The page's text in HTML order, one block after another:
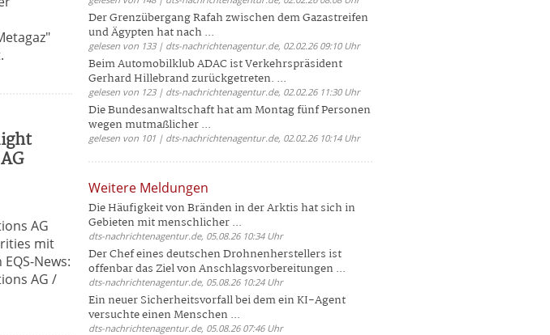
AG
mit
News:
AG /
Der Grenzübergang Rafah zwischen dem Gazastreifen
und Ägypten hat nach ...
gelesen von 133 | dts-nachrichtenagentur.de, 02.02.26 09:10 Uhr
Beim Automobilklub ADAC ist Verkehrspräsident
Gerhard Hillebrand zurückgetreten. ...
gelesen von 123 | dts-nachrichtenagentur.de, 02.02.26 11:30 Uhr
Die Bundesanwaltschaft hat am Montag fünf Personen
wegen mutmaßlicher ...
gelesen von 101 | dts-nachrichtenagentur.de, 02.02.26 10:14 Uhr
Weitere Meldungen
Die Häufigkeit von Bränden in der Arktis hat sich in
Gebieten mit menschlicher ...
dts-nachrichtenagentur.de, 05.08.26 10:34 Uhr
Der Chef eines deutschen Drohnenherstellers ist
offenbar das Ziel von Anschlagsvorbereitungen ...
dts-nachrichtenagentur.de, 05.08.26 10:24 Uhr
Ein neuer Sicherheitsvorfall bei dem ein KI-Agent
versuchte einen Menschen ...
dts-nachrichtenagentur.de, 05.08.26 07:46 Uhr